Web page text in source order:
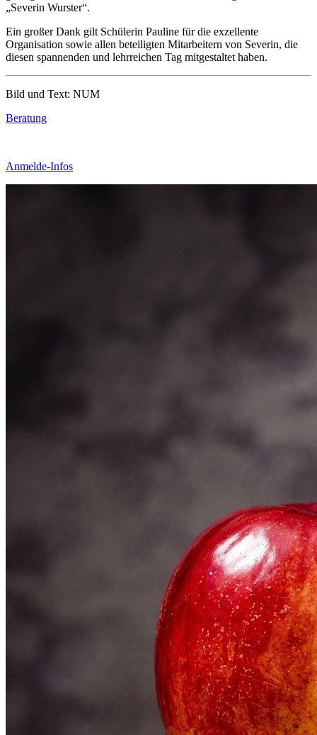
„Severin Wurster“.
Ein großer Dank gilt Schülerin Pauline für die exzellente
Organisation sowie allen beteiligten Mitarbeitern von Severin, die
diesen spannenden und lehrreichen Tag mitgestaltet haben.
Bild und Text: NUM
Beratung
Anmelde-Infos